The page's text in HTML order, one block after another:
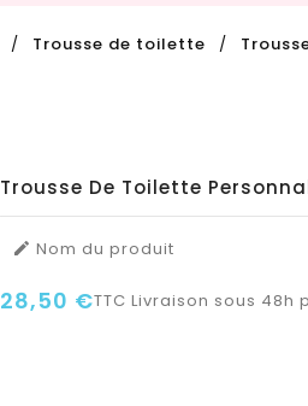
Trousse de toilette
Trousse De Toilette
 Nom du produit
28,50 €TTC Livraison sous 48h